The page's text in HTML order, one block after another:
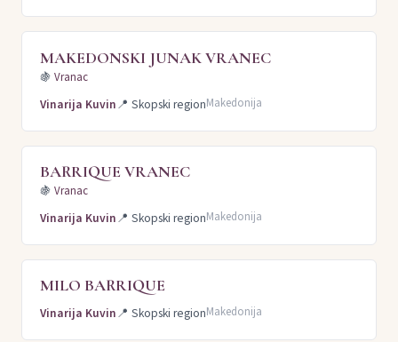
MAKEDONSKI JUNAK VRANEC
🍇 Vranac
Vinarija Kuvin📍 Skopski regionMakedonija
BARRIQUE VRANEC
🍇 Vranac
Vinarija Kuvin📍 Skopski regionMakedonija
MILO BARRIQUE
Vinarija Kuvin📍 Skopski regionMakedonija